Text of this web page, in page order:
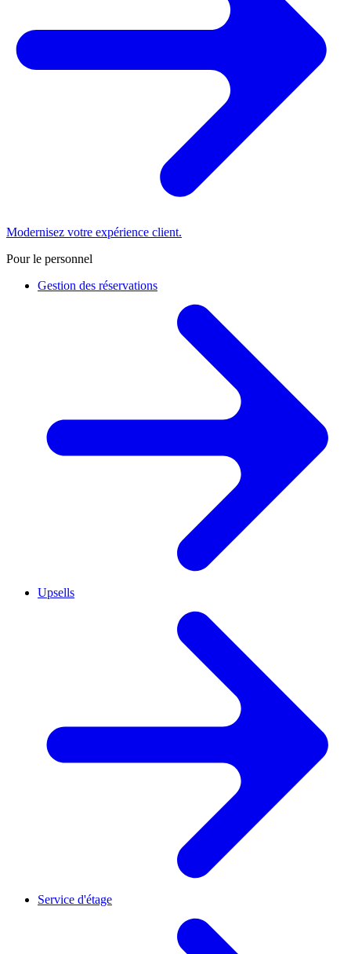
Modernisez votre expérience client.
Pour le personnel
Gestion des réservations
Upsells
Service d'étage